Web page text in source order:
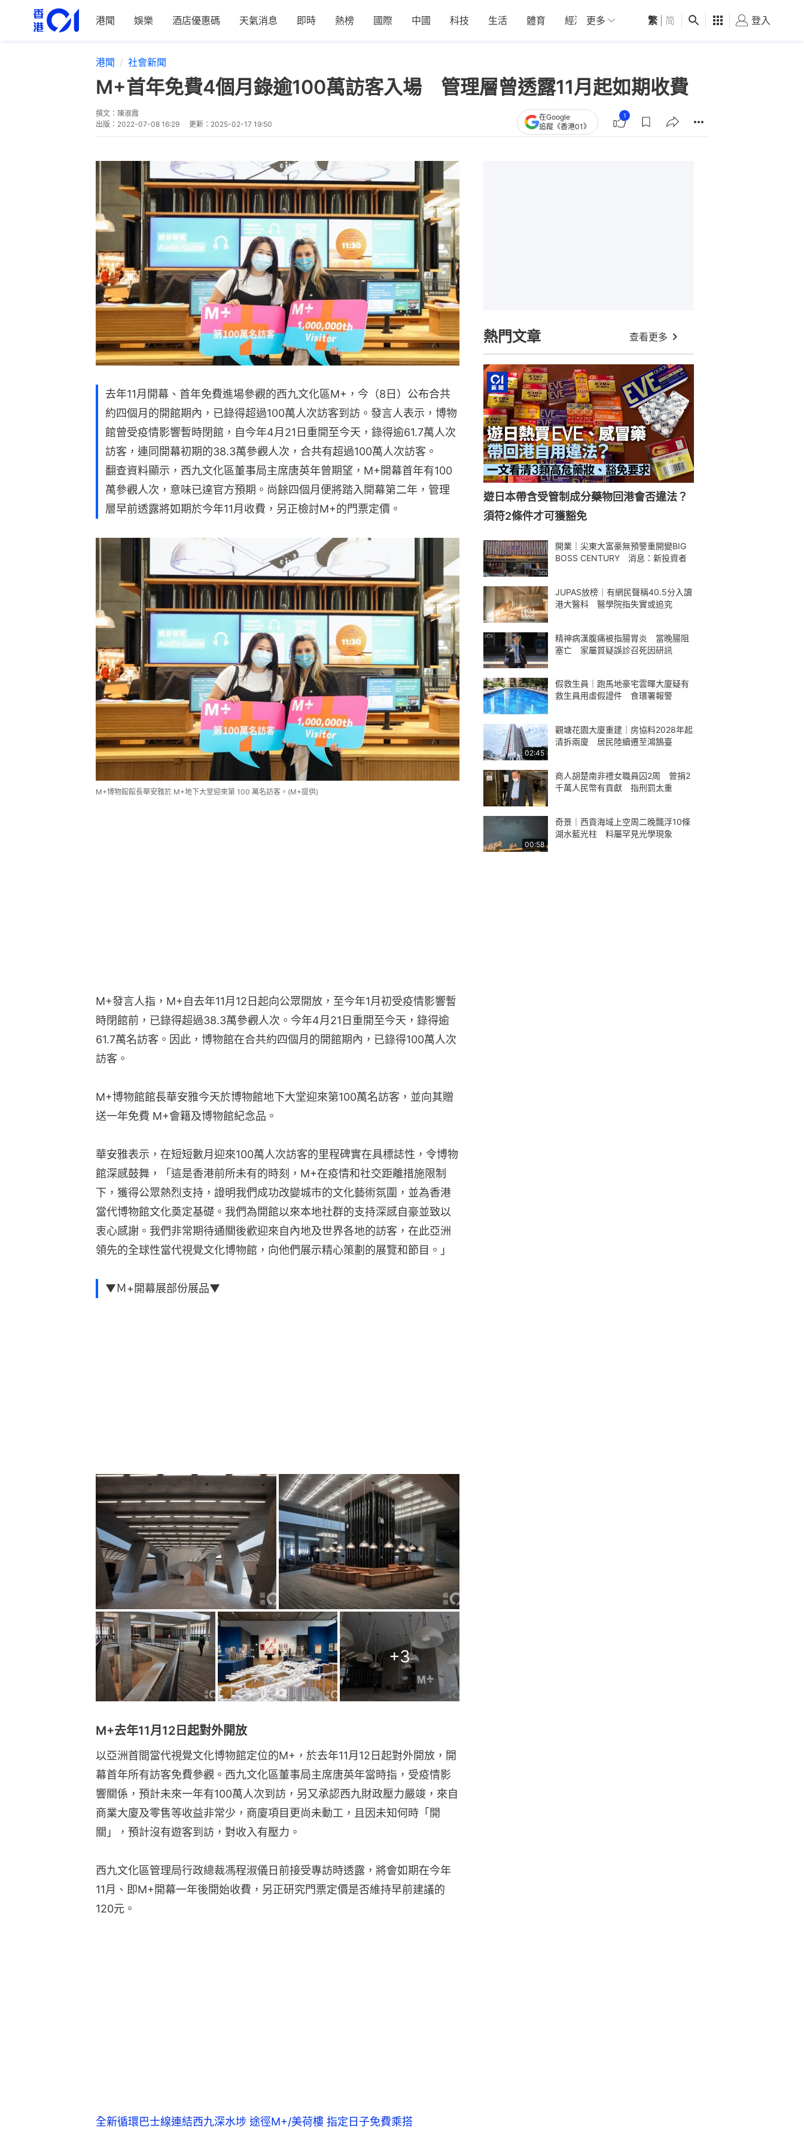
港聞 娛樂 酒店優惠碼 天氣消息 即時 熱榜 國際 中國 科技 生活 體育 經濟 01深圳 觀點 健康 好食玩飛
更多 繁 简 登入
港聞 社會新聞
M+首年免費4個月錄逾100萬訪客入場 管理層曾透露11月起如期收費
撰文： 陳淑霞
出版： 2022-07-08 16:29 更新： 2025-02-17 19:50
在Google
追蹤《香港01》
1
去年11月開幕、首年免費進場參觀的西九文化區M+，今（8日）公布合共
約四個月的開館期內，已錄得超過100萬人次訪客到訪。發言人表示，博物
館曾受疫情影響暫時閉館，自今年4月21日重開至今天，錄得逾61.7萬人次
訪客，連同開幕初期的38.3萬參觀人次，合共有超過100萬人次訪客。
翻查資料顯示，西九文化區董事局主席唐英年曾期望，M+開幕首年有100
萬參觀人次，意味已達官方預期。尚餘四個月便將踏入開幕第二年，管理
層早前透露將如期於今年11月收費，另正檢討M+的門票定價。
M+博物館館長華安雅於 M+地下大堂迎來第 100 萬名訪客。(M+提供)
M+發言人指，M+自去年11月12日起向公眾開放，至今年1月初受疫情影響暫
時閉館前，已錄得超過38.3萬參觀人次。今年4月21日重開至今天，錄得逾
61.7萬名訪客。因此，博物館在合共約四個月的開館期內，已錄得100萬人次
訪客。
M+博物館館長華安雅今天於博物館地下大堂迎來第100萬名訪客，並向其贈
送一年免費 M+會籍及博物館紀念品。
華安雅表示，在短短數月迎來100萬人次訪客的里程碑實在具標誌性，令博物
館深感鼓舞，「這是香港前所未有的時刻，M+在疫情和社交距離措施限制
下，獲得公眾熱烈支持，證明我們成功改變城市的文化藝術氛圍，並為香港
當代博物館文化奠定基礎。我們為開館以來本地社群的支持深感自豪並致以
衷心感謝。我們非常期待通關後歡迎來自內地及世界各地的訪客，在此亞洲
領先的全球性當代視覺文化博物館，向他們展示精心策劃的展覽和節目。」
▼Ｍ+開幕展部份展品▼
+3
M+去年11月12日起對外開放
以亞洲首間當代視覺文化博物館定位的M+，於去年11月12日起對外開放，開
幕首年所有訪客免費參觀。西九文化區董事局主席唐英年當時指，受疫情影
響關係，預計未來一年有100萬人次到訪，另又承認西九財政壓力嚴竣，來自
商業大廈及零售等收益非常少，商廈項目更尚未動工，且因未知何時「開
關」，預計沒有遊客到訪，對收入有壓力。
西九文化區管理局行政總裁馮程淑儀日前接受專訪時透露，將會如期在今年
11月、即M+開幕一年後開始收費，另正研究門票定價是否維持早前建議的
120元。
全新循環巴士線連結西九深水埗 途徑M+/美荷樓 指定日子免費乘搭
熱門文章 查看更多
遊日本帶含受管制成分藥物回港會否違法？
須符2條件才可獲豁免
開業｜尖東大富豪無預警重開變BIG
BOSS CENTURY 消息：新投資者
JUPAS放榜｜有網民聲稱40.5分入讀
港大醫科 醫學院指失實或追究
精神病漢腹痛被指腸胃炎 當晚腸阻
塞亡 家屬質疑誤診召死因研訊
假救生員｜跑馬地豪宅雲暉大廈疑有
救生員用虛假證件 食環署報警
02:45
觀塘花園大廈重建｜房協料2028年起
清拆兩廈 居民陸續遷至鴻鵠臺
商人胡楚南非禮女職員囚2周 曾捐2
千萬人民幣有貢獻 指刑罰太重
00:58
奇景｜西貢海域上空周二晚飄浮10條
湖水藍光柱 料屬罕見光學現象